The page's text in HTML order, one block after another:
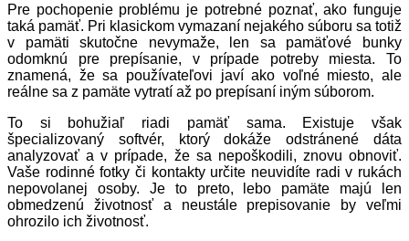
Pre pochopenie problému je potrebné poznať, ako funguje
taká pamäť. Pri klasickom vymazaní nejakého súboru sa totiž
v pamäti skutočne nevymaže, len sa pamäťové bunky
odomknú pre prepísanie, v prípade potreby miesta. To
znamená, že sa používateľovi javí ako voľné miesto, ale
reálne sa z pamäte vytratí až po prepísaní iným súborom.
To si bohužiaľ riadi pamäť sama. Existuje však
špecializovaný softvér, ktorý dokáže odstránené dáta
analyzovať a v prípade, že sa nepoškodili, znovu obnoviť.
Vaše rodinné fotky či kontakty určite neuvidíte radi v rukách
nepovolanej osoby. Je to preto, lebo pamäte majú len
obmedzenú životnosť a neustále prepisovanie by veľmi
ohrozilo ich životnosť.